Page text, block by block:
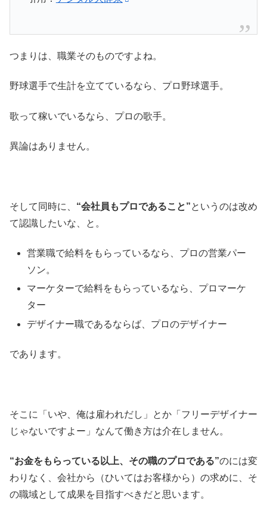
つまりは、職業そのものですよね。
野球選手で生計を立てているなら、プロ野球選手。
歌って稼いでいるなら、プロの歌手。
異論はありません。
そして同時に、 “会社員もプロであること”というのは改め
て認識したいな、と。
営業職で給料をもらっているなら、プロの営業パー
ソン。
マーケターで給料をもらっているなら、プロマーケ
ター
デザイナー職であるならば、プロのデザイナー
であります。
そこに「いや、俺は雇われだし」とか「フリーデザイナー
じゃないですよー」なんて働き方は介在しません。
“お金をもらっている以上、その職のプロである”のには変
わりなく、会社から（ひいてはお客様から）の求めに、そ
の職域として成果を目指すべきだと思います。